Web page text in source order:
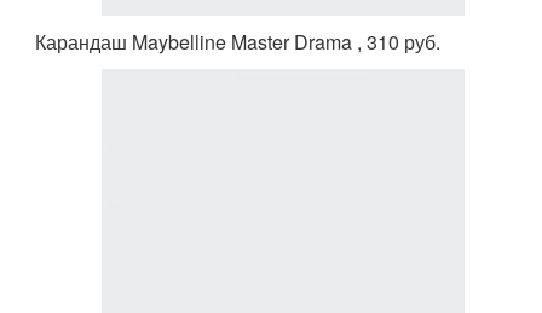
Карандаш Maybelline Master Drama , 310 руб.